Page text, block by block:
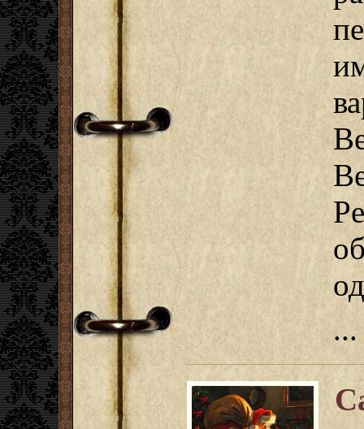
...